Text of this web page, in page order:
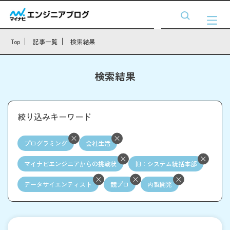
Top 記事一覧 検索結果
検索結果
絞り込みキーワード
プログラミング 会社生活
マイナビエンジニアからの挑戦状 旧：システム統括本部
データサイエンティスト 競プロ 内製開発